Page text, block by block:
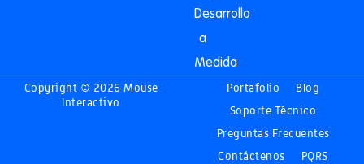
Desarrollo
a
Medida
Copyright © 2026 Mouse
Interactivo
Portafolio
Blog
Soporte Técnico
Preguntas Frecuentes
Contáctenos
PQRS